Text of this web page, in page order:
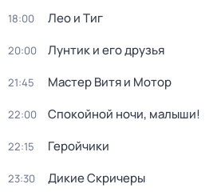
18:00 Лео и Тиг
20:00 Лунтик и его друзья
21:45 Мастер Витя и Мотор
22:00 Спокойной ночи, малыши!
22:15 Геройчики
23:30 Дикие Скричеры